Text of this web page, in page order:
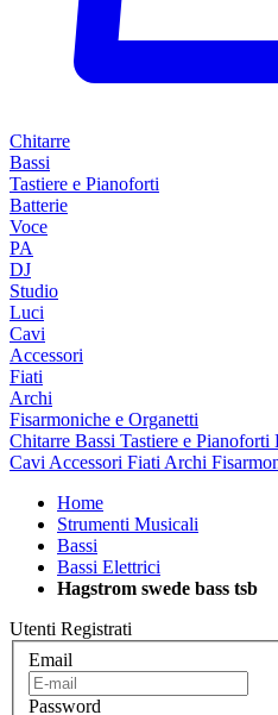
Chitarre
Bassi
Tastiere e Pianoforti
Batterie
Voce
PA
DJ
Studio
Luci
Cavi
Accessori
Fiati
Archi
Fisarmoniche e Organetti
Chitarre Bassi Tastiere e Pianoforti
Cavi Accessori Fiati Archi
Home
Strumenti Musicali
Bassi
Bassi Elettrici
Hagstrom swede bass tsb
Utenti Registrati
Email
Password